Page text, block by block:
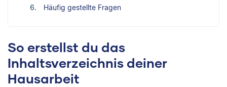
Häufig gestellte Fragen
So erstellst du das
Inhaltsverzeichnis deiner
Hausarbeit